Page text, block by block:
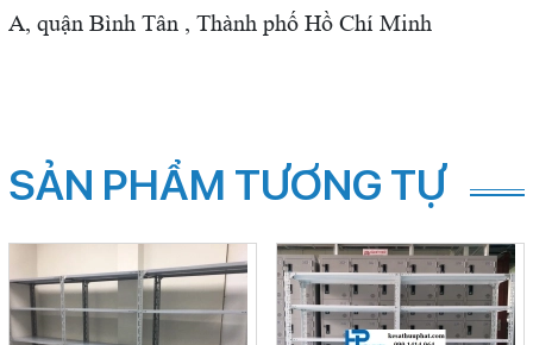
A, quận Bình Tân , Thành phố Hồ Chí Minh
SẢN PHẨM TƯƠNG TỰ